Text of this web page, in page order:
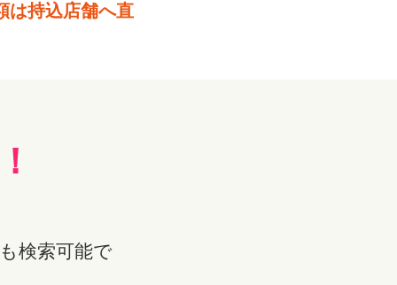
は持込店舗へ直
検索可能で